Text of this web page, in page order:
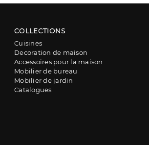
COLLECTIONS
Cuisines
Decoration de maison
Accessoires pour la maison
Mobilier de bureau
Mobilier de jardin
Catalogues